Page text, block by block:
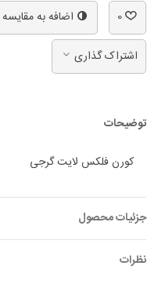
0 اضافه به مقایسه
اشتراک گذاری
توضیحات
کورن فلکس لایت گرجی
جزئیات محصول
نظرات